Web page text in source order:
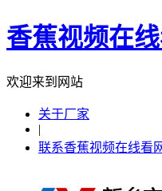
香蕉视频在
欢迎来到网站
关于厂家
|
联系香蕉视频在线看